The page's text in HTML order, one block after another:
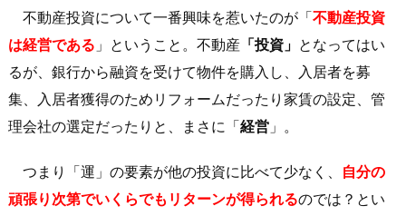
不動産投資について一番興味を惹いたのが「不動産投資
は経営である 」ということ。不動産 「投資」 となってはい
るが、銀行から融資を受けて物件を購入し、入居者を募
集、入居者獲得のためリフォームだったり家賃の設定、管
理会社の選定だったりと、まさに「経営 」。
つまり「運」の要素が他の投資に比べて少なく、 自分の
頑張り次第でいくらでもリターンが得られるのでは？とい